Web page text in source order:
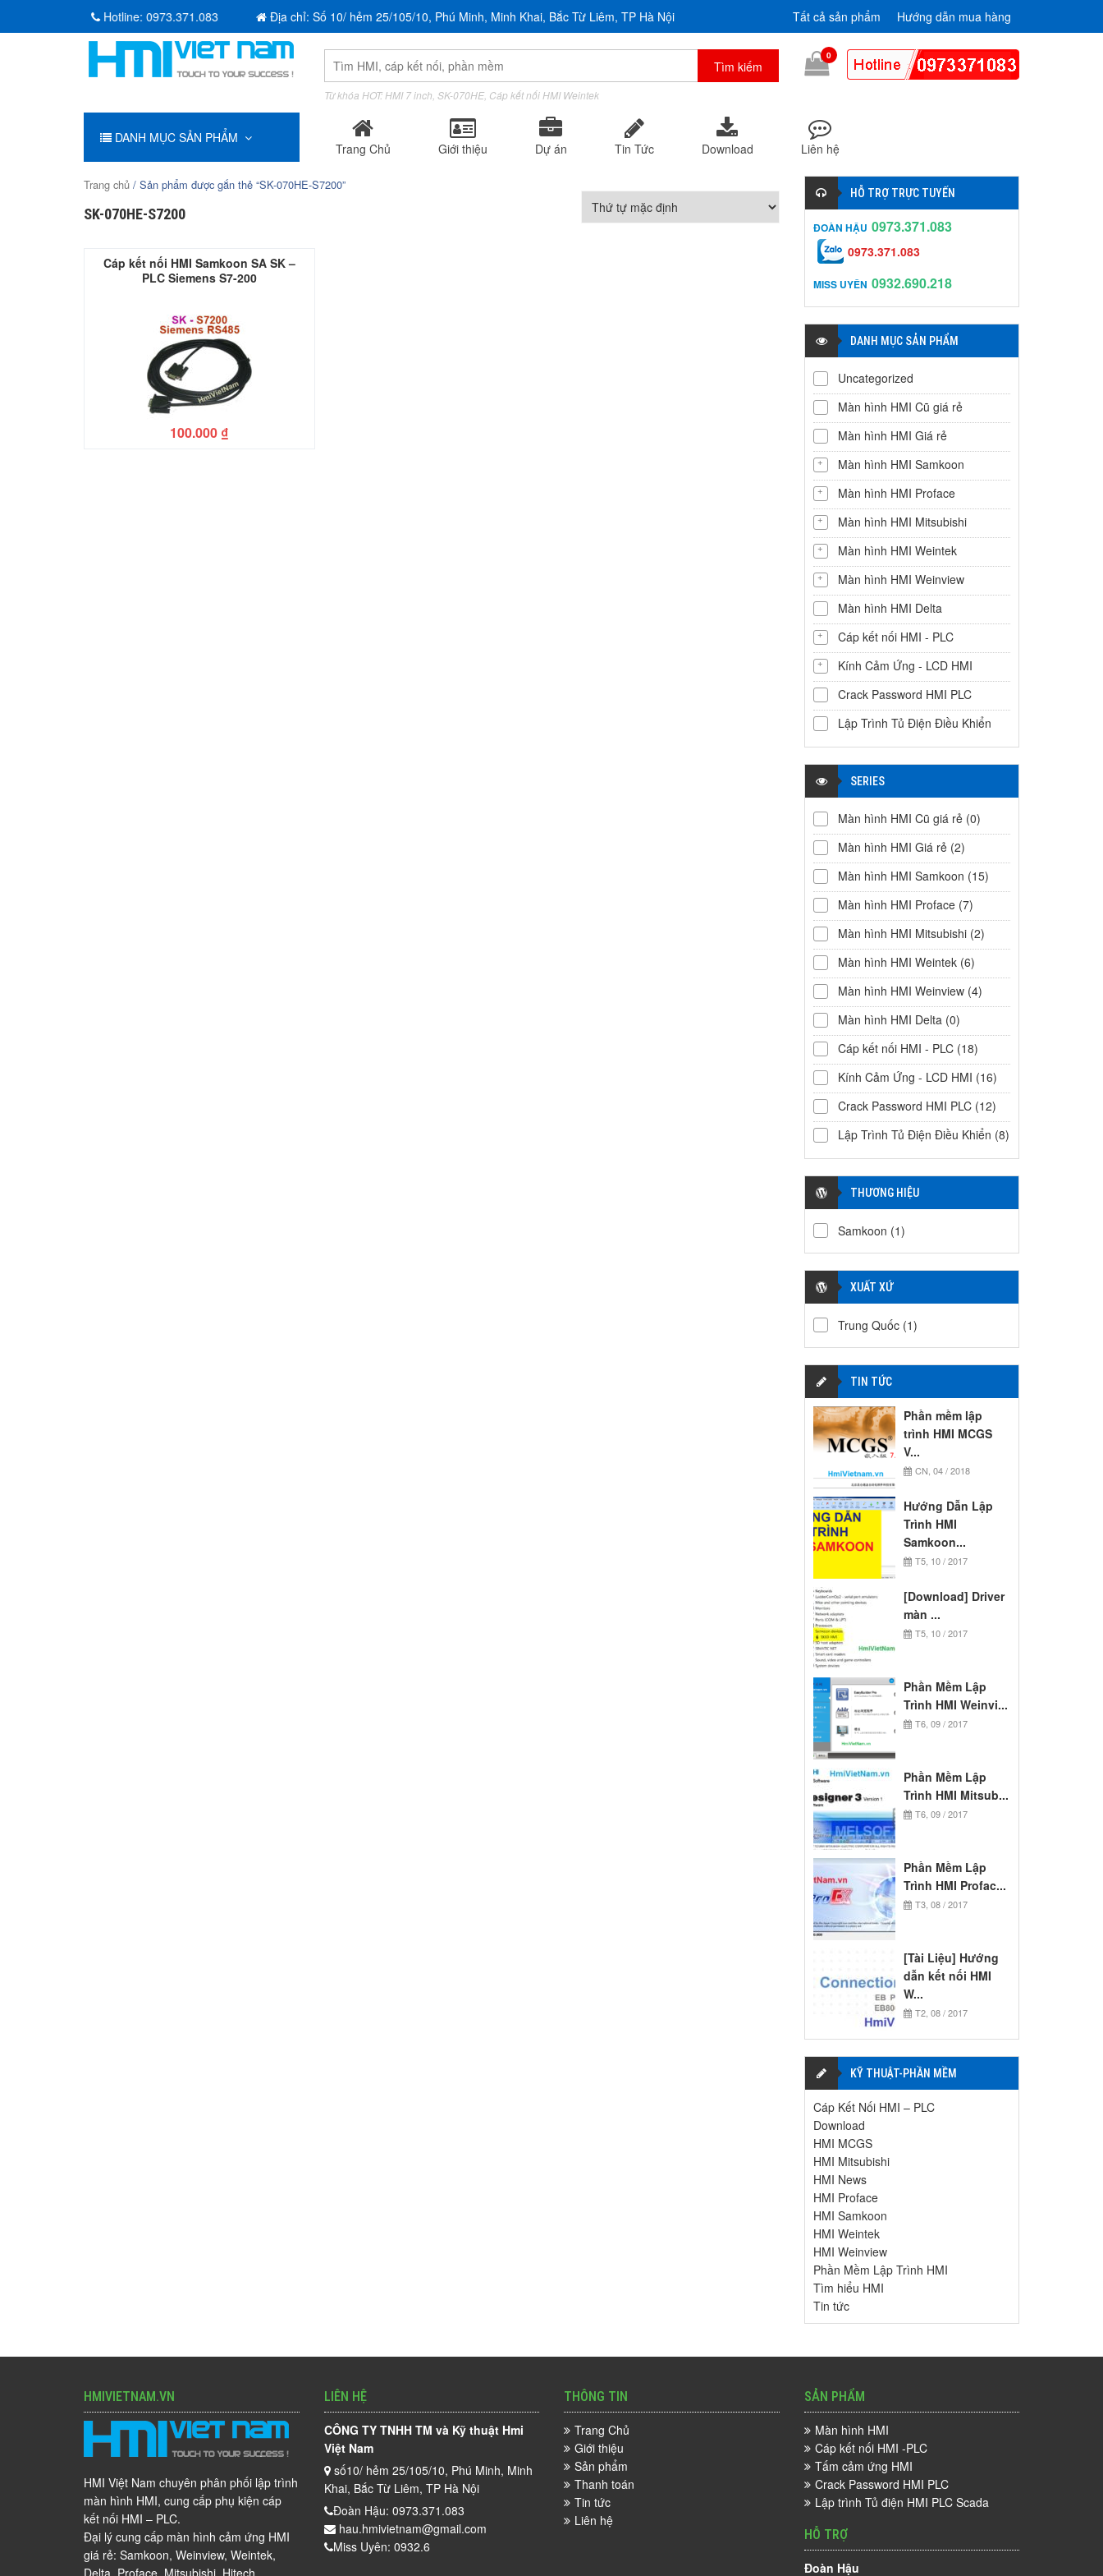
Hotline:0973.371.083 Địa chỉ: Số 10/ hẻm 25/105/10, Phú Minh, Minh Khai, Bắc Từ Liêm, TP Hà Nội Tất cả sản phẩm Hướng dẫn mua hàng
Tìm
kiếm:
Từ khóa HOT: HMI 7 inch, SK-070HE, Cáp kết nối HMI Weintek
0
DANH MỤC SẢN PHẨM
Trang Chủ Giới thiệu Dự án Tin Tức Download Liên hệ
Trang chủ / Sản phẩm được gắn thẻ “SK-070HE-S7200”
SK-070HE-S7200
Cáp kết nối HMI Samkoon SA SK –
PLC Siemens S7-200
100.000 ₫
HỖ TRỢ TRỰC TUYẾN
ĐOÀN HẬU 0973.371.083
0973.371.083
MISS UYÊN 0932.690.218
DANH MỤC SẢN PHẨM
Uncategorized
Màn hình HMI Cũ giá rẻ
Màn hình HMI Giá rẻ
Màn hình HMI Samkoon
Màn hình HMI Proface
Màn hình HMI Mitsubishi
Màn hình HMI Weintek
Màn hình HMI Weinview
Màn hình HMI Delta
Cáp kết nối HMI - PLC
Kính Cảm Ứng - LCD HMI
Crack Password HMI PLC
Lập Trình Tủ Điện Điều Khiển
SERIES
Màn hình HMI Cũ giá rẻ (0)
Màn hình HMI Giá rẻ (2)
Màn hình HMI Samkoon (15)
Màn hình HMI Proface (7)
Màn hình HMI Mitsubishi (2)
Màn hình HMI Weintek (6)
Màn hình HMI Weinview (4)
Màn hình HMI Delta (0)
Cáp kết nối HMI - PLC (18)
Kính Cảm Ứng - LCD HMI (16)
Crack Password HMI PLC (12)
Lập Trình Tủ Điện Điều Khiển (8)
THƯƠNG HIỆU
Samkoon (1)
XUẤT XỨ
Trung Quốc (1)
TIN TỨC
Phần mềm lập
trình HMI MCGS
V...
CN, 04 / 2018
Hướng Dẫn Lập
Trình HMI
Samkoon...
T5, 10 / 2017
[Download] Driver
màn ...
T5, 10 / 2017
Phần Mềm Lập
Trình HMI Weinvi...
T6, 09 / 2017
Phần Mềm Lập
Trình HMI Mitsub...
T6, 09 / 2017
Phần Mềm Lập
Trình HMI Profac...
T3, 08 / 2017
[Tài Liệu] Hướng
dẫn kết nối HMI
W...
T2, 08 / 2017
KỸ THUẬT-PHẦN MỀM
Cáp Kết Nối HMI – PLC
Download
HMI MCGS
HMI Mitsubishi
HMI News
HMI Proface
HMI Samkoon
HMI Weintek
HMI Weinview
Phần Mềm Lập Trình HMI
Tìm hiểu HMI
Tin tức
HMIVIETNAM.VN
HMI Việt Nam chuyên phân phối lập trình
màn hình HMI, cung cấp phụ kiện cáp
kết nối HMI – PLC.
Đại lý cung cấp màn hình cảm ứng HMI
giá rẻ: Samkoon, Weinview, Weintek,
Delta, Proface, Mitsubishi, Hitech…
LIÊN HỆ
CÔNG TY TNHH TM và Kỹ thuật Hmi
Việt Nam
số10/ hẻm 25/105/10, Phú Minh, Minh
Khai, Bắc Từ Liêm, TP Hà Nội
Đoàn Hậu: 0973.371.083
hau.hmivietnam@gmail.com
Miss Uyên: 0932.6
THÔNG TIN
Trang Chủ
Giới thiệu
Sản phẩm
Thanh toán
Tin tức
Liên hệ
SẢN PHẨM
Màn hình HMI
Cáp kết nối HMI -PLC
Tấm cảm ứng HMI
Crack Password HMI PLC
Lập trình Tủ điện HMI PLC Scada
HỖ TRỢ
Đoàn Hậu